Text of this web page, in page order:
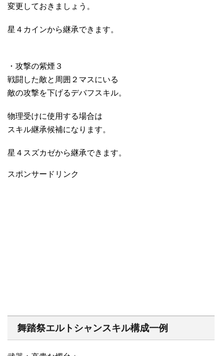
変更しておきましょう。
星４カインから継承できます。
・攻撃の紫煙３
戦闘した敵と周囲２マスにいる
敵の攻撃を下げるデバフスキル。
物理受けに使用する場合は
スキル継承候補になります。
星４スズカゼから継承できます。
スポンサードリンク
舞踏祭エルトシャンスキル構成一例